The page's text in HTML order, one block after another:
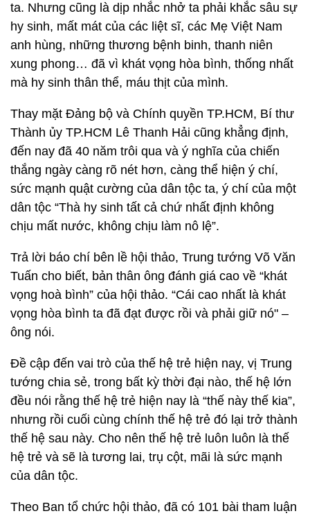
ta. Nhưng cũng là dịp nhắc nhở ta phải khắc sâu sự
hy sinh, mất mát của các liệt sĩ, các Mẹ Việt Nam
anh hùng, những thương bệnh binh, thanh niên
xung phong… đã vì khát vọng hòa bình, thống nhất
mà hy sinh thân thể, máu thịt của mình.
Thay mặt Đảng bộ và Chính quyền TP.HCM, Bí thư
Thành ủy TP.HCM Lê Thanh Hải cũng khẳng định,
đến nay đã 40 năm trôi qua và ý nghĩa của chiến
thắng ngày càng rõ nét hơn, càng thể hiện ý chí,
sức mạnh quật cường của dân tộc ta, ý chí của một
dân tộc “Thà hy sinh tất cả chứ nhất định không
chịu mất nước, không chịu làm nô lệ”.
Trả lời báo chí bên lề hội thảo, Trung tướng Võ Văn
Tuấn cho biết, bản thân ông đánh giá cao về “khát
vọng hoà bình” của hội thảo. “Cái cao nhất là khát
vọng hòa bình ta đã đạt được rồi và phải giữ nó" –
ông nói.
Đề cập đến vai trò của thế hệ trẻ hiện nay, vị Trung
tướng chia sẻ, trong bất kỳ thời đại nào, thế hệ lớn
đều nói rằng thế hệ trẻ hiện nay là “thế này thế kia”,
nhưng rồi cuối cùng chính thế hệ trẻ đó lại trở thành
thế hệ sau này. Cho nên thế hệ trẻ luôn luôn là thế
hệ trẻ và sẽ là tương lai, trụ cột, mãi là sức mạnh
của dân tộc.
Theo Ban tổ chức hội thảo, đã có 101 bài tham luận